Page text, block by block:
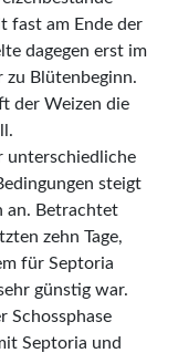
fast am Ende der
dagegen erst im
zu Blütenbeginn.
der Weizen die
unterschiedliche
steigt
an. Betrachtet
zehn Tage,
für Septoria
günstig war.
Schossphase
Septoria und